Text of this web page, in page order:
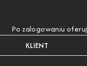
Po zalogowaniu
KLIENT